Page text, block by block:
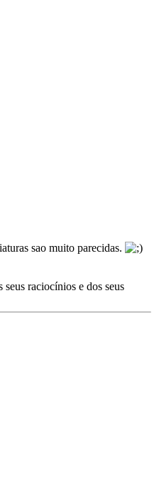
sao muito parecidas.
raciocínios e dos seus